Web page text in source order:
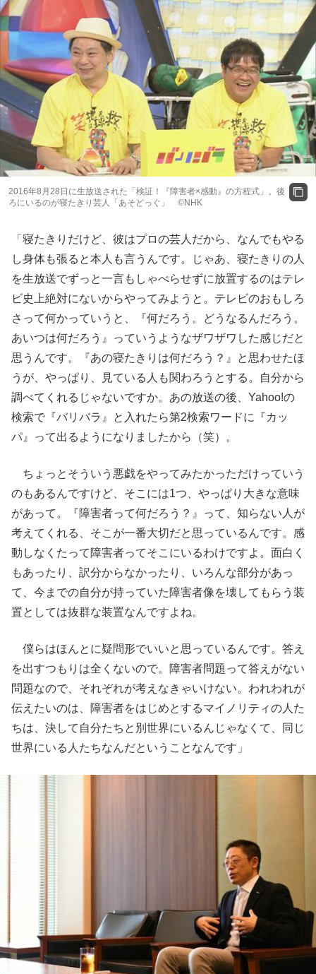
2016年8月28日に生放送された「検証！『障害者×感動』の方程式」。後
ろにいるのが寝たきり芸人「あそどっぐ」 ©NHK
「寝たきりだけど、彼はプロの芸人だから、なんでもやる
し身体も張ると本人も言うんです。じゃあ、寝たきりの人
を生放送でずっと一言もしゃべらせずに放置するのはテレ
ビ史上絶対にないからやってみようと。テレビのおもしろ
さって何かっていうと、『何だろう。どうなるんだろう。
あいつは何だろう』っていうようなザワザワした感じだと
思うんです。『あの寝たきりは何だろう？』と思わせたほ
うが、やっぱり、見ている人も関わろうとする。自分から
調べてくれるじゃないですか。あの放送の後、Yahoo!の
検索で『バリバラ』と入れたら第2検索ワードに『カッ
パ』って出るようになりましたから（笑）。
ちょっとそういう悪戯をやってみたかっただけっていう
のもあるんですけど、そこには1つ、やっぱり大きな意味
があって。『障害者って何だろう？』って、知らない人が
考えてくれる、そこが一番大切だと思っているんです。感
動しなくたって障害者ってそこにいるわけですよ。面白く
もあったり、訳分からなかったり、いろんな部分があっ
て、今までの自分が持っていた障害者像を壊してもらう装
置としては抜群な装置なんですよね。
僕らはほんとに疑問形でいいと思っているんです。答え
を出すつもりは全くないので。障害者問題って答えがない
問題なので、それぞれが考えなきゃいけない。われわれが
伝えたいのは、障害者をはじめとするマイノリティの人た
ちは、決して自分たちと別世界にいるんじゃなくて、同じ
世界にいる人たちなんだということなんです」